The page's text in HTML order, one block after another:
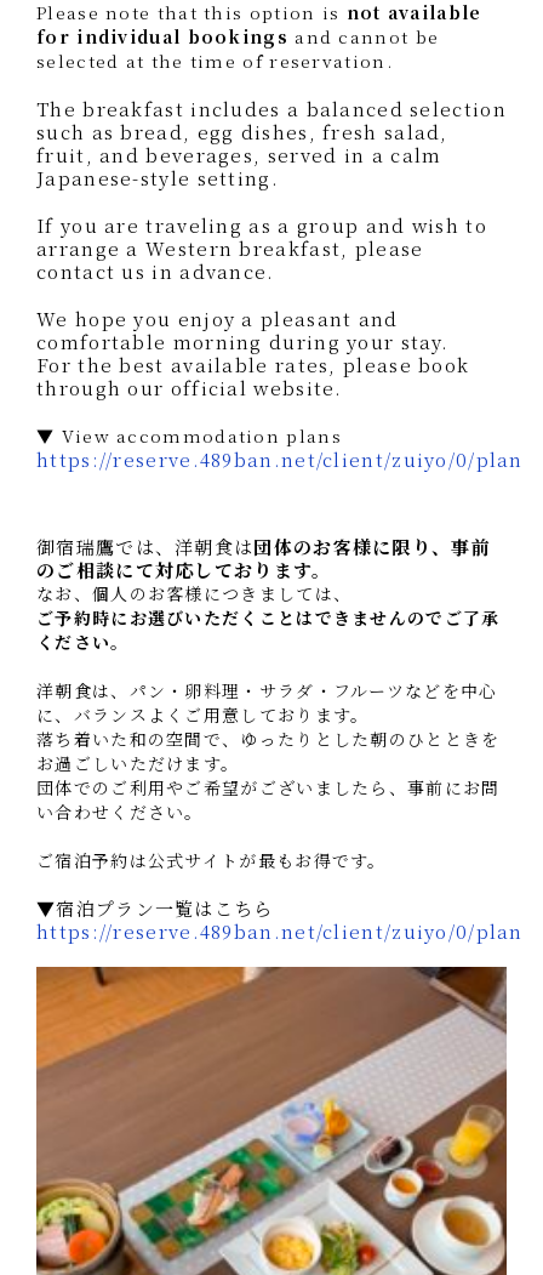
Please note that this option is not available
for individual bookings and cannot be
selected at the time of reservation.
The breakfast includes a balanced selection
such as bread, egg dishes, fresh salad,
fruit, and beverages, served in a calm
Japanese-style setting.
If you are traveling as a group and wish to
arrange a Western breakfast, please
contact us in advance.
We hope you enjoy a pleasant and
comfortable morning during your stay.
For the best available rates, please book
through our official website.
▼ View accommodation plans
https://reserve.489ban.net/client/zuiyo/0/plan
御宿瑞鷹では、洋朝食は団体のお客様に限り、事前
のご相談にて対応しております。
なお、個人のお客様につきましては、
ご予約時にお選びいただくことはできませんのでご了承
ください。
洋朝食は、パン・卵料理・サラダ・フルーツなどを中心
に、バランスよくご用意しております。
落ち着いた和の空間で、ゆったりとした朝のひとときを
お過ごしいただけます。
団体でのご利用やご希望がございましたら、事前にお問
い合わせください。
ご宿泊予約は公式サイトが最もお得です。
▼宿泊プラン一覧はこちら
https://reserve.489ban.net/client/zuiyo/0/plan